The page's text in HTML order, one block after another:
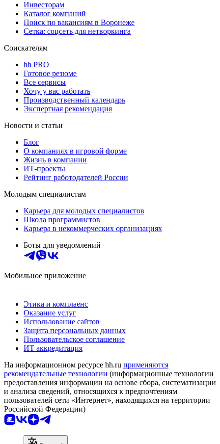
Инвесторам
Каталог компаний
Поиск по вакансиям в Воронеже
Сетка: соцсеть для нетворкинга
Соискателям
hh PRO
Готовое резюме
Все сервисы
Хочу у вас работать
Производственный календарь
Экспертная рекомендация
Новости и статьи
Блог
О компаниях в игровой форме
Жизнь в компании
ИТ-проекты
Рейтинг работодателей России
Молодым специалистам
Карьера для молодых специалистов
Школа программистов
Карьера в некоммерческих организациях
Боты для уведомлений
Мобильное приложение
Этика и комплаенс
Оказание услуг
Использование сайтов
Защита персональных данных
Пользовательское соглашение
ИТ аккредитация
На информационном ресурсе hh.ru применяются
рекомендательные технологии (информационные технологии
предоставления информации на основе сбора, систематизации
и анализа сведений, относящихся к предпочтениям
пользователей сети «Интернет», находящихся на территории
Российской Федерации)